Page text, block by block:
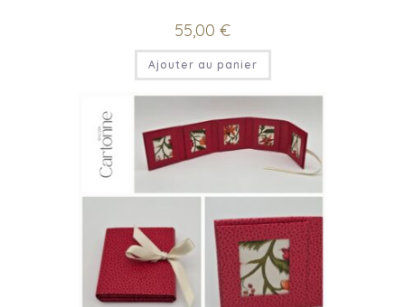
55,00 €
Ajouter au panier